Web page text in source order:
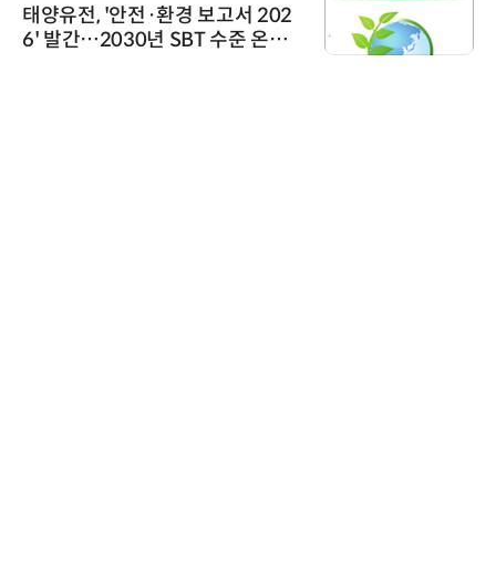
태양유전, '안전·환경 보고서 202
6' 발간…2030년 SBT 수준 온실